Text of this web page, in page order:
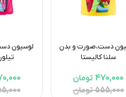
دست،صورت و بدن
سلنا کالیستا
470,000 تومان
555,000 تومان
لوسیون
470,000
555,000